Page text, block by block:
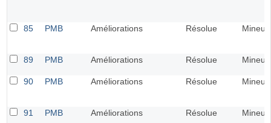
85 PMB Améliorations Résolue Mineur
89 PMB Améliorations Résolue Mineur
90 PMB Améliorations Résolue Mineur
91 PMB Améliorations Résolue Mineur